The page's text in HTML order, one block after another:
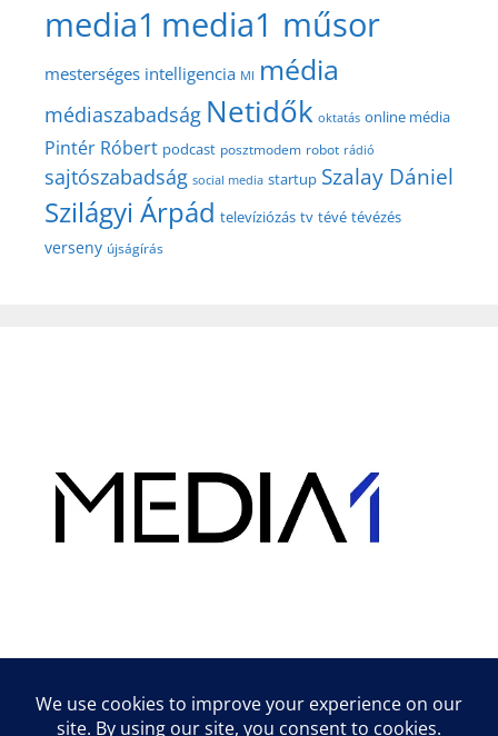
media1 media1 műsor
mesterséges intelligencia MI média
médiaszabadság Netidők oktatás online média
Pintér Róbert podcast posztmodem robot rádió
sajtószabadság social media startup Szalay Dániel
Szilágyi Árpád televíziózás tv tévé tévézés
verseny újságírás